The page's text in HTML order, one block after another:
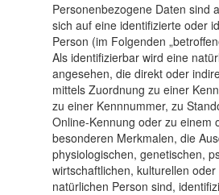
Personenbezogene Daten sind
sich auf eine identifizierte oder
Person (im Folgenden
Als identifizierbar wird eine
angesehen, die direkt oder
mittels Zuordnung zu einer
zu einer Kennnummer, zu
Online-Kennung oder zu einem
besonderen Merkmalen, die
physiologischen, genetischen,
wirtschaftlichen, kulturellen
natürlichen Person sind,